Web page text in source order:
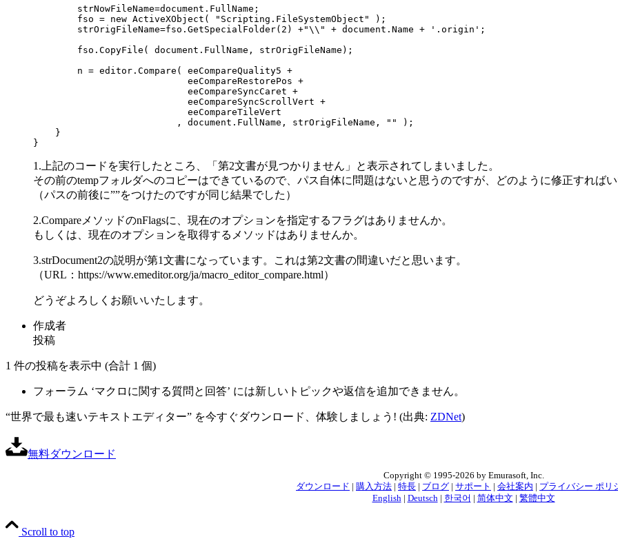
        strNowFileName=document.FullName;
        fso = new ActiveXObject( "Scripting.FileSystemObject" );
        strOrigFileName=fso.GetSpecialFolder(2) +"\\" + document.Name + '.origin';
        fso.CopyFile( document.FullName, strOrigFileName);
        n = editor.Compare( eeCompareQuality5 +
                            eeCompareRestorePos +
                            eeCompareSyncCaret +
                            eeCompareSyncScrollVert +
                            eeCompareTileVert
                          , document.FullName, strOrigFileName, "" );
    }
1.上記のコードを実行したところ、「第2文書が見つかりません」と表示されてしまいました。
その前のtempフォルダへのコピーはできているので、パス自体に問題はないと思うのですが、どのように修正すればい
（パスの前後に””をつけたのですが同じ結果でした）
2.CompareメソッドのnFlagsに、現在のオプションを指定するフラグはありませんか。
もしくは、現在のオプションを取得するメソッドはありませんか。
3.strDocument2の説明が第1文書になっています。これは第2文書の間違いだと思います。
（URL：https://www.emeditor.org/ja/macro_editor_compare.html）
どうぞよろしくお願いいたします。
作成者
投稿
1 件の投稿を表示中 (合計 1 個)
フォーラム ‘マクロに関する質問と回答’ には新しいトピックや返信を追加できません。
“世界で最も速いテキストエディター” を今すぐダウンロード、体験しましょう! (出典: ZDNet)
無料ダウンロード
Copyright © 1995-2026 by Emurasoft, Inc.
ダウンロード
購入方法 特長 ブログ サポート 会社案内
プライバシー ポリ
English| Deutsch| 한국어 简体中文 繁體中文
Scroll to top